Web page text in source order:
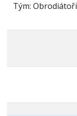
Tým: Obrodiátoři